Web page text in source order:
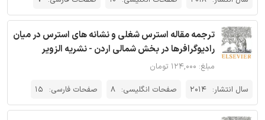
ترجمه مقاله استرس شغلی و نشانه های استرس در میان
رادیوگرافرها در بخش شمالی اردن - نشریه الزویر
مبلغ: ۱۲۴,۰۰۰ تومان
سال انتشار: 2014 صفحات انگلیسی: 8 صفحات فارسی: 15